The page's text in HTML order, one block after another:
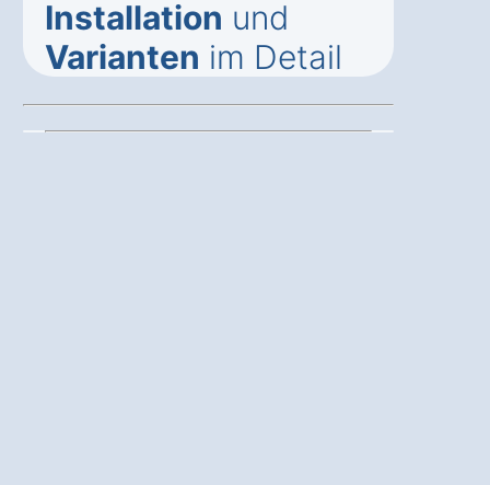
Installation und
Varianten im Detail